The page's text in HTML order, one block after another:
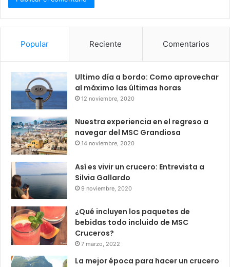
Popular Reciente Comentarios
Ultimo día a bordo: Como aprovechar
al máximo las últimas horas
12 noviembre, 2020
Nuestra experiencia en el regreso a
navegar del MSC Grandiosa
14 noviembre, 2020
Así es vivir un crucero: Entrevista a
Silvia Gallardo
9 noviembre, 2020
¿Qué incluyen los paquetes de
bebidas todo incluido de MSC
Cruceros?
7 marzo, 2022
La mejor época para hacer un crucero